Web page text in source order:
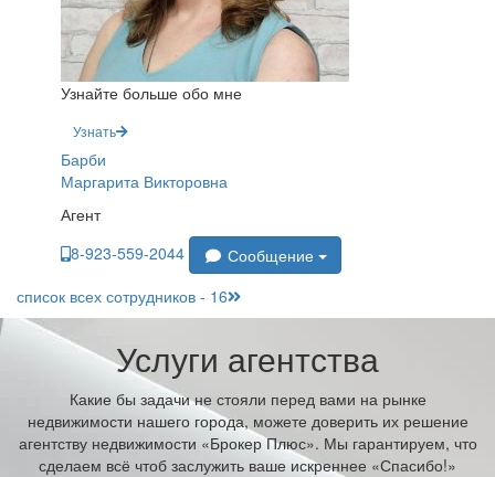
Узнайте больше обо мне
Узнать
Барби
Маргарита Викторовна
Агент
8-923-559-2044
Сообщение
список всех сотрудников - 16
Услуги агентства
Какие бы задачи не стояли перед вами на рынке
недвижимости нашего города, можете доверить их решение
агентству недвижимости «Брокер Плюс». Мы гарантируем, что
сделаем всё чтоб заслужить ваше искреннее «Спасибо!»